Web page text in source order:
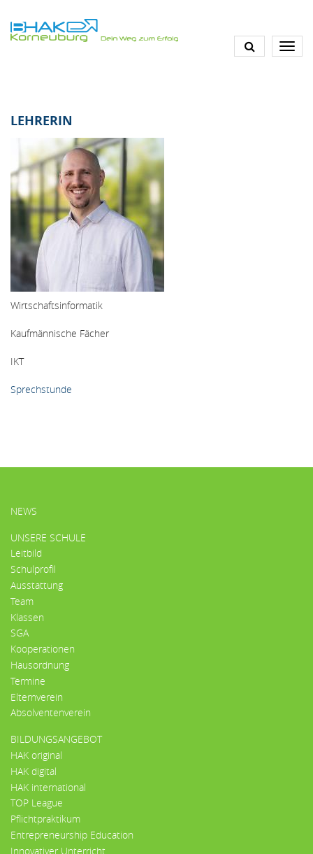
zum
Inhalt
LEHRERIN
Wirtschaftsinformatik
Kaufmännische Fächer
IKT
Sprechstunde
HAUPTMENÜ
NEWS
UNSERE SCHULE
Leitbild
Schulprofil
Ausstattung
Team
Klassen
SGA
Kooperationen
Hausordnung
Termine
Elternverein
Absolventenverein
BILDUNGSANGEBOT
HAK original
HAK digital
HAK international
TOP League
Pflichtpraktikum
Entrepreneurship Education
Innovativer Unterricht